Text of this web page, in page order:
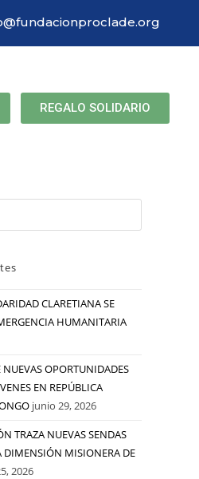
REGALO SOLIDARIO
CLARETIANA SE
HUMANITARIA
OPORTUNIDADES
EN REPÚBLICA
junio 29, 2026
TRAZA NUEVAS SENDAS
DIMENSIÓN MISIONERA DE
2026